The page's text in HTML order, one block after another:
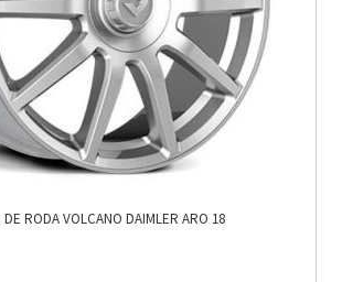
RODA VOLCANO DAIMLER ARO 18